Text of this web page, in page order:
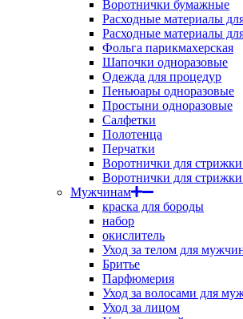
Воротнички бумажные
Расходные материалы
Расходные материалы
Фольга парикмахерская
Шапочки одноразовые
Одежда для процедур
Пеньюары одноразовые
Простыни одноразовые
Салфетки
Полотенца
Перчатки
Воротнички для
Воротнички для
Мужчинам
краска для бороды
набор
окислитель
Уход за телом для
Бритье
Парфюмерия
Уход за волосами для
Уход за лицом